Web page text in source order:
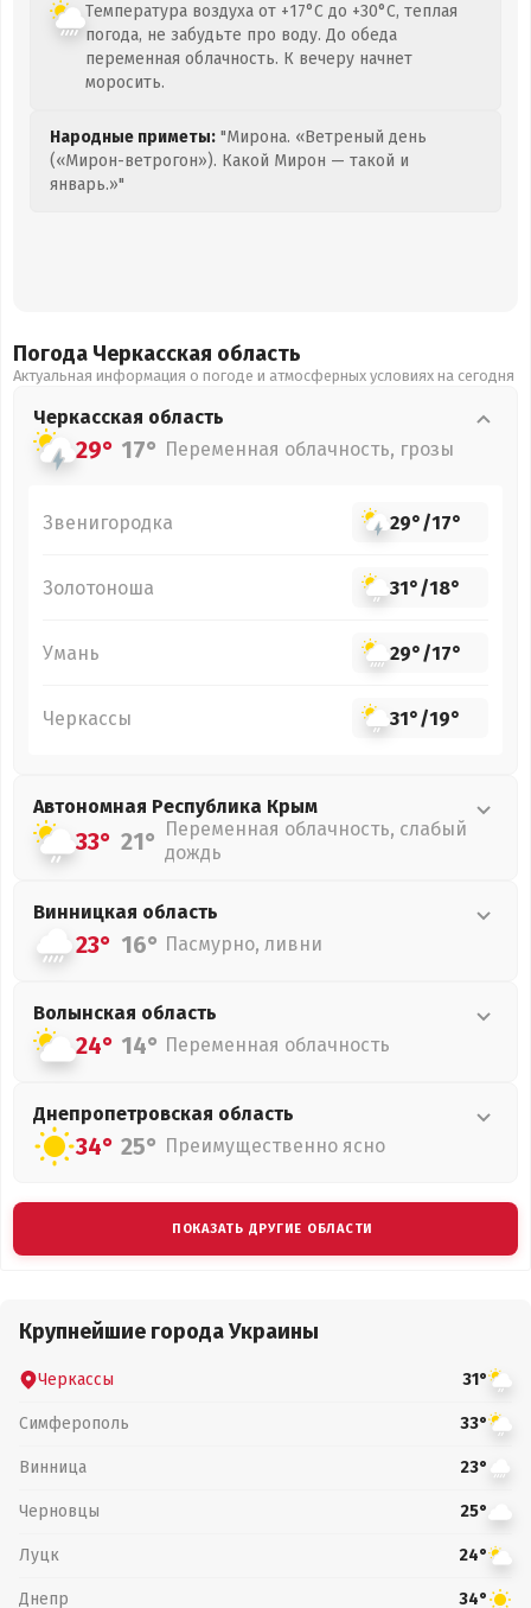
Температура воздуха от +17°C до +30°C, теплая
погода, не забудьте про воду. До обеда
переменная облачность. К вечеру начнет
моросить.
Народные приметы: "Мирона. «Ветреный день
(«Мирон-ветрогон»). Какой Мирон — такой и
январь.»"
Погода Черкасская область
Актуальная информация о погоде и атмосферных условиях на сегодня
Черкасская область
29° 17° Переменная облачность, грозы
Звенигородка 29°/17°
Золотоноша 31°/18°
Умань 29°/17°
Черкассы 31°/19°
Автономная Республика Крым
33° 21° Переменная облачность, слабый
дождь
Винницкая область
23° 16° Пасмурно, ливни
Волынская область
24° 14° Переменная облачность
Днепропетровская область
34° 25° Преимущественно ясно
ПОКАЗАТЬ ДРУГИЕ ОБЛАСТИ
Крупнейшие города Украины
Черкассы 31°
Симферополь 33°
Винница 23°
Черновцы 25°
Луцк 24°
Днепр 34°